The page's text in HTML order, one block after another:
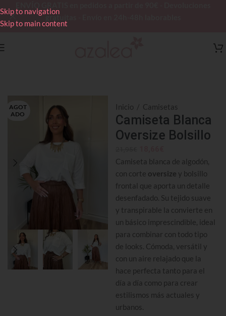
Skip to navigation
Skip to main content
gratuitas - Envío en 24h-48h laborables
AGOT
ADO
Inicio / Camisetas
Camiseta Blanca
Oversize Bolsillo
Camiseta blanca de algodón,
con corte oversize y bolsillo
frontal que aporta un detalle
desenfadado. Su tejido suave
y transpirable la convierte en
un básico imprescindible, ideal
para combinar con todo tipo
de looks. Cómoda, versátil y
con un aire relajado que la
hace perfecta tanto para el
día a día como para crear
estilismos más actuales y
urbanos.